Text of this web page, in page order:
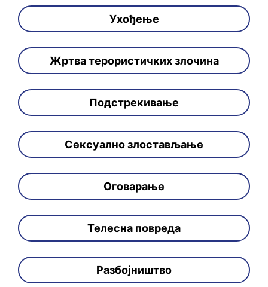
Ухођење
Жртва терористичких злочина
Подстрекивање
Сексуално злостављање
Оговарање
Телесна повреда
Разбојништво